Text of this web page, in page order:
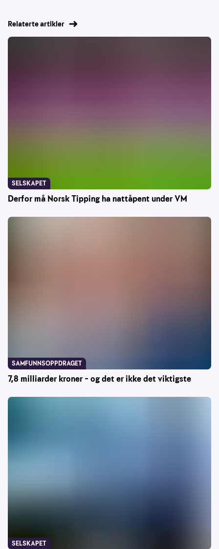
Relaterte artikler
Derfor må Norsk Tipping ha nattåpent under VM
SELSKAPET
7,8 milliarder kroner – og det er ikke det viktigste
SAMFUNNSOPPDRAGET
SELSKAPET